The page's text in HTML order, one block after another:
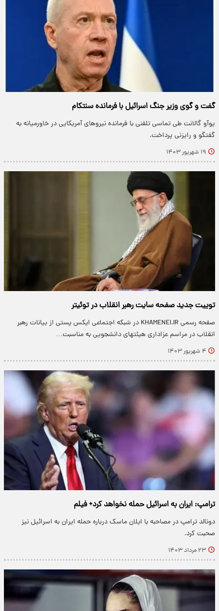
گفت و گوی وزیر جنگ اسرائیل با فرمانده سنتکام
یوآو گالانت طی تماسی تلفنی با فرمانده نیروهای آمریکایی در خاورمیانه به
گفتگو و رایزنی پرداخت.
۱۹ شهریور ۱۴۰۳
توییت جدید صفحه سایت رهبر انقلاب در توئیتر
صفحه رسمی KHAMENEI.IR در شبکه اجتماعی ایکس پستی از بیانات رهبر
انقلاب در مراسم عزاداری هیئتهای دانشجویی به مناسبت…
۴ شهریور ۱۴۰۳
ترامپ: ایران به اسرائیل حمله نخواهد کرد+ فیلم
دونالد ترامپ در مصاحبه با ایلان ماسک درباره حمله ایران به اسرائیل نیز
صحبت کرد.
۲۳ مرداد ۱۴۰۳